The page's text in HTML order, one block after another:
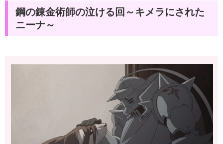
鋼の錬金術師の泣ける回～キメラにされた
ニーナ～